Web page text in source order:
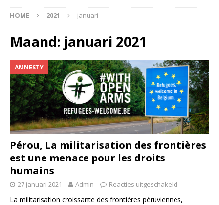
HOME 2021 januari
Maand: januari 2021
AMNESTY
Pérou, La militarisation des frontières
est une menace pour les droits
humains
27 januari 2021 Admin Reacties uitgeschakeld
La militarisation croissante des frontières péruviennes,